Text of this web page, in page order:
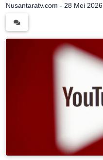
Nusantaratv.com - 28 Mei 2026